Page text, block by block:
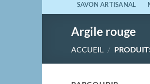
SAVON ARTISANAL
Argile rouge
ACCUEIL /